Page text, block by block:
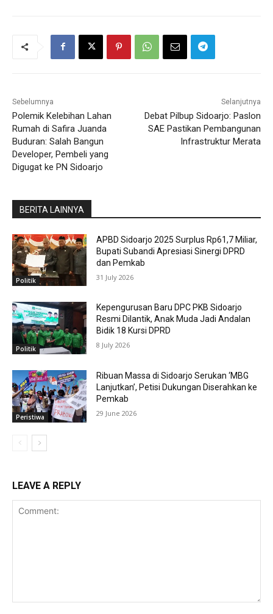
Sebelumnya
Polemik Kelebihan Lahan
Rumah di Safira Juanda
Buduran: Salah Bangun
Developer, Pembeli yang
Digugat ke PN Sidoarjo
Selanjutnya
Debat Pilbup Sidoarjo: Paslon
SAE Pastikan Pembangunan
Infrastruktur Merata
BERITA LAINNYA
Politik
APBD Sidoarjo 2025 Surplus Rp61,7 Miliar,
Bupati Subandi Apresiasi Sinergi DPRD
dan Pemkab
31 July 2026
Politik
Kepengurusan Baru DPC PKB Sidoarjo
Resmi Dilantik, Anak Muda Jadi Andalan
Bidik 18 Kursi DPRD
8 July 2026
Peristiwa
Ribuan Massa di Sidoarjo Serukan ‘MBG
Lanjutkan’, Petisi Dukungan Diserahkan ke
Pemkab
29 June 2026
LEAVE A REPLY